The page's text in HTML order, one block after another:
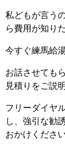
私どもが言う
ら費用が知り
今すぐ練馬給
お話させても
見積りをご説
フリーダイヤ
し、強引な勧
おかけください